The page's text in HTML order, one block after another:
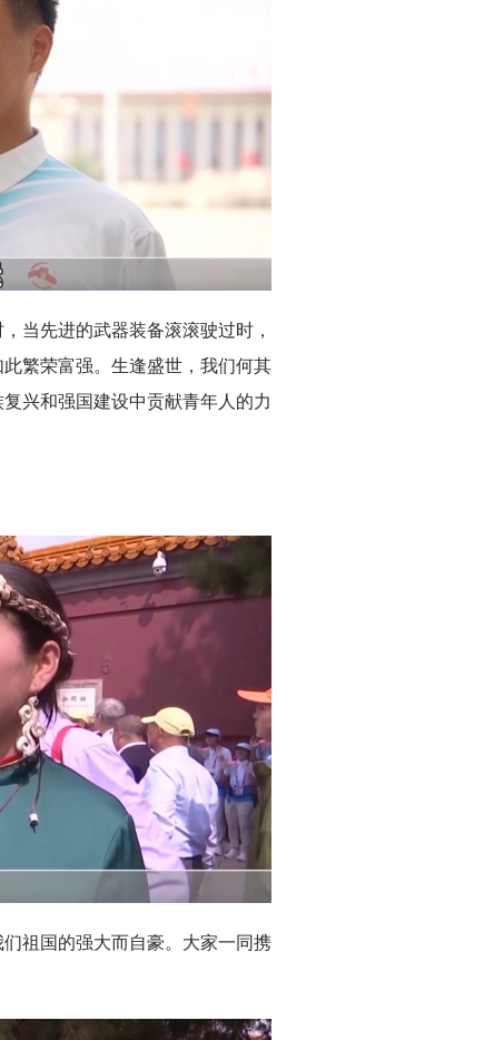
当先进的武器装备滚滚驶过时，
繁荣富强。生逢盛世，我们何其
兴和强国建设中贡献青年人的力
祖国的强大而自豪。大家一同携